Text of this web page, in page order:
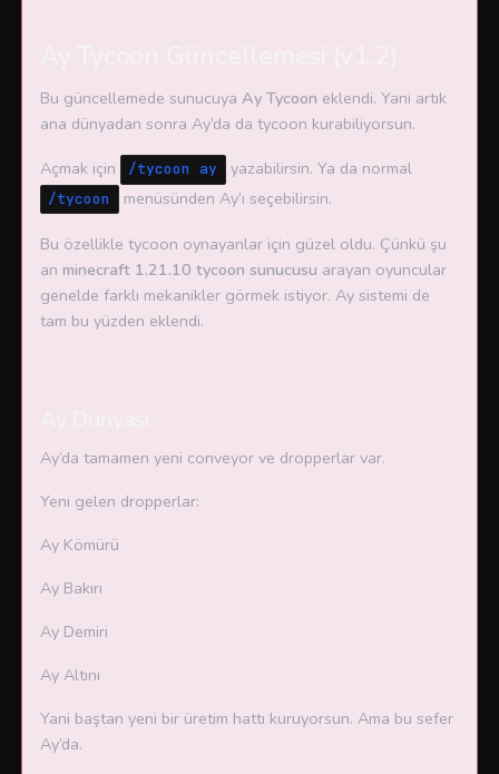
Bu güncellemede sunucuya Ay Tycoon eklendi. Yani artık
ana dünyadan sonra Ay’da da tycoon kurabiliyorsun.
Açmak için /tycoon ay yazabilirsin. Ya da normal
/tycoon menüsünden Ay’ı seçebilirsin.
Bu özellikle tycoon oynayanlar için güzel oldu. Çünkü şu
an minecraft 1.21.10 tycoon sunucusu arayan oyuncular
genelde farklı mekanikler görmek istiyor. Ay sistemi de
tam bu yüzden eklendi.
Ay’da tamamen yeni conveyor ve dropperlar var.
Yeni gelen dropperlar:
Ay Kömürü
Ay Bakırı
Ay Demiri
Ay Altını
Yani baştan yeni bir üretim hattı kuruyorsun. Ama bu sefer
Ay’da.